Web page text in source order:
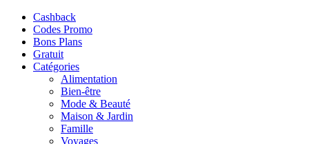
Cashback
Codes Promo
Bons Plans
Gratuit
Catégories
Alimentation
Bien-être
Mode & Beauté
Maison & Jardin
Famille
Voyages